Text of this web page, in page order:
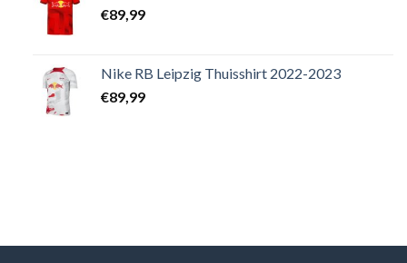
€89,99
Nike RB Leipzig Thuisshirt 2022-2023
€89,99